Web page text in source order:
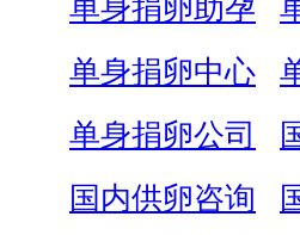
单身捐卵助孕
单身捐卵中心
单身捐卵公司
国内供卵咨询